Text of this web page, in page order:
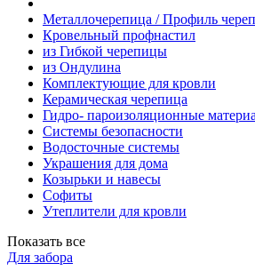
Металлочерепица / Профиль
Кровельный профнастил
из Гибкой черепицы
из Ондулина
Комплектующие для кровли
Керамическая черепица
Гидро- пароизоляционные
Системы безопасности
Водосточные системы
Украшения для дома
Козырьки и навесы
Софиты
Утеплители для кровли
Показать все
Для забора